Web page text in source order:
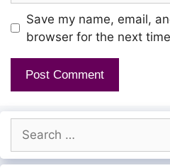
Poovilae maalai katti
Sooduven kannaa
Koo Kukkukkoo..
Neram kanden
Save my name, email,
browser for the next
for: